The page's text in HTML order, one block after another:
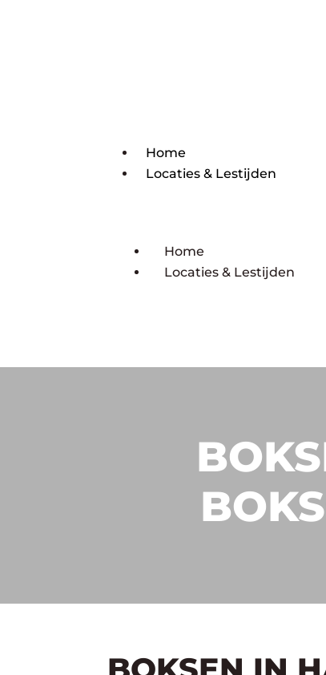
Home
Locaties & Lestijden
Home
Locaties & Lestijden